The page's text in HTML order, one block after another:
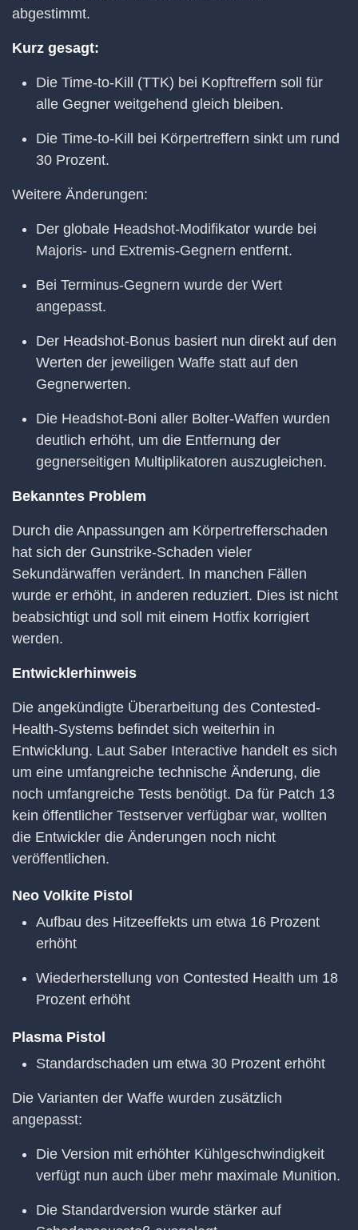
abgestimmt.
Kurz gesagt:
Die Time-to-Kill (TTK) bei Kopftreffern soll für
alle Gegner weitgehend gleich bleiben.
Die Time-to-Kill bei Körpertreffern sinkt um rund
30 Prozent.
Weitere Änderungen:
Der globale Headshot-Modifikator wurde bei
Majoris- und Extremis-Gegnern entfernt.
Bei Terminus-Gegnern wurde der Wert
angepasst.
Der Headshot-Bonus basiert nun direkt auf den
Werten der jeweiligen Waffe statt auf den
Gegnerwerten.
Die Headshot-Boni aller Bolter-Waffen wurden
deutlich erhöht, um die Entfernung der
gegnerseitigen Multiplikatoren auszugleichen.
Bekanntes Problem
Durch die Anpassungen am Körpertrefferschaden
hat sich der Gunstrike-Schaden vieler
Sekundärwaffen verändert. In manchen Fällen
wurde er erhöht, in anderen reduziert. Dies ist nicht
beabsichtigt und soll mit einem Hotfix korrigiert
werden.
Entwicklerhinweis
Die angekündigte Überarbeitung des Contested-
Health-Systems befindet sich weiterhin in
Entwicklung. Laut Saber Interactive handelt es sich
um eine umfangreiche technische Änderung, die
noch umfangreiche Tests benötigt. Da für Patch 13
kein öffentlicher Testserver verfügbar war, wollten
die Entwickler die Änderungen noch nicht
veröffentlichen.
Neo Volkite Pistol
Aufbau des Hitzeeffekts um etwa 16 Prozent
erhöht
Wiederherstellung von Contested Health um 18
Prozent erhöht
Plasma Pistol
Standardschaden um etwa 30 Prozent erhöht
Die Varianten der Waffe wurden zusätzlich
angepasst:
Die Version mit erhöhter Kühlgeschwindigkeit
verfügt nun auch über mehr maximale Munition.
Die Standardversion wurde stärker auf